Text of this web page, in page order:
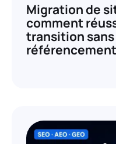
Migration de
comment
transition